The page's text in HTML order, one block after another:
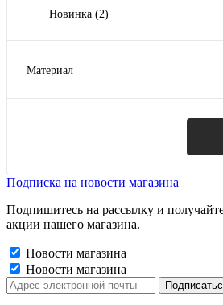
Новинка (2)
Материал
Подписка на новости магазина
Подпишитесь на рассылку и
акции нашего магазина.
Новости магазина
Новости магазина